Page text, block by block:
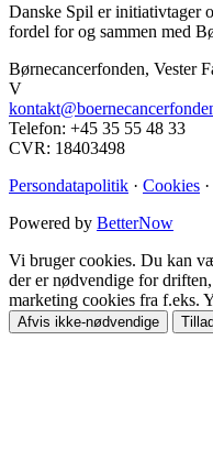
Danske Spil er initiativtager
fordel for og sammen med
Børnecancerfonden, Vester
V
Telefon: +45 35 55 48 33
CVR: 18403498
Persondatapolitik · Cookies ·
Powered by BetterNow
Vi bruger cookies. Du kan
der er nødvendige for
marketing cookies fra f.eks.
Afvis ikke-nødvendige